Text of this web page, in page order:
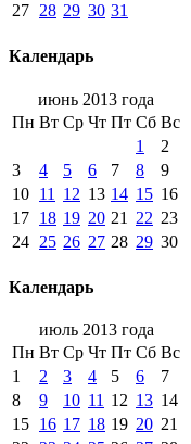
27 28 29 30 31
Календарь
июнь 2013 года
Пн Вт Ср Чт Пт Сб Вс
1
2
3
4 5 6 7 8
9
10 11 12 13 14 15 16
17 18 19 20 21 22 23
24 25 26 27 28 29 30
Календарь
июль 2013 года
Пн Вт Ср Чт Пт Сб Вс
1
2 3 4 5 6
7
8
9 10 11 12 13 14
15 16 17 18 19 20 21